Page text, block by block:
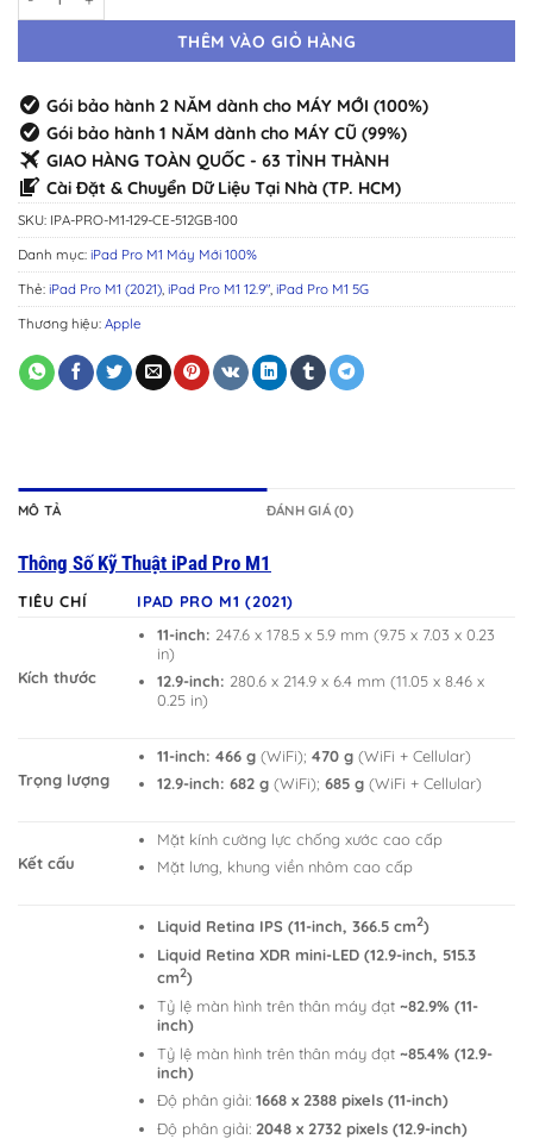
THÊM VÀO GIỎ HÀNG
Gói bảo hành 2 NĂM dành cho MÁY MỚI (100%)
Gói bảo hành 1 NĂM dành cho MÁY CŨ (99%)
GIAO HÀNG TOÀN QUỐC - 63 TỈNH THÀNH
Cài Đặt & Chuyển Dữ Liệu Tại Nhà (TP. HCM)
SKU: IPA-PRO-M1-129-CE-512GB-100
Danh mục: iPad Pro M1 Máy Mới 100%
Thẻ: iPad Pro M1 (2021), iPad Pro M1 12.9″, iPad Pro M1 5G
Thương hiệu: Apple
MÔ TẢ ĐÁNH GIÁ (0)
Thông Số Kỹ Thuật iPad Pro M1
TIÊU CHÍ IPAD PRO M1 (2021)
Kích thước
11-inch: 247.6 x 178.5 x 5.9 mm (9.75 x 7.03 x 0.23
in)
12.9-inch: 280.6 x 214.9 x 6.4 mm (11.05 x 8.46 x
0.25 in)
Trọng lượng
11-inch: 466 g(WiFi);470 g (WiFi + Cellular)
12.9-inch: 682 g (WiFi);685 g (WiFi + Cellular)
Kết cấu
Mặt kính cường lực chống xước cao cấp
Mặt lưng, khung viền nhôm cao cấp
Liquid Retina IPS (11-inch, 366.5 cm2)
Liquid Retina XDR mini-LED (12.9-inch, 515.3
cm2)
Tỷ lệ màn hình trên thân máy đạt~82.9% (11-
inch)
Tỷ lệ màn hình trên thân máy đạt~85.4% (12.9-
inch)
Độ phân giải:1668 x 2388 pixels (11-inch)
Độ phân giải:2048 x 2732 pixels (12.9-inch)